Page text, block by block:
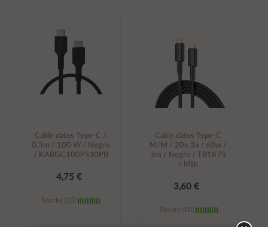
carrito
Cable datos Type-C /
0.3m / 100 W / Negro
/ KABGC100PS30PB
4,75 €
Stocks (10)
Cable datos Type-C
M/M / 20v 3a / 60w /
3m / Negro / TB1875
/ Mtk
3,60 €
Stocks (10)